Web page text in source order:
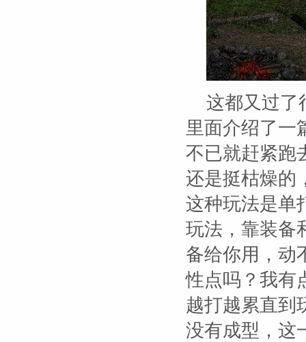
这都又过了
里面介绍了一
不已就赶紧跑
还是挺枯燥的
这种玩法是单
玩法，靠装备
备给你用，动
性点吗？我有
越打越累直到
没有成型，这